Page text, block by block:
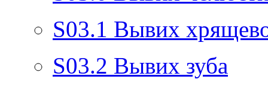
S03.1 Вывих
S03.2 Вывих зуба